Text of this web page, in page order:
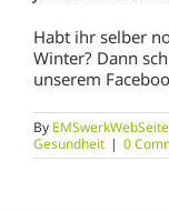
Habt ihr selber
Winter? Dann
unserem
By
Gesundheit | 0